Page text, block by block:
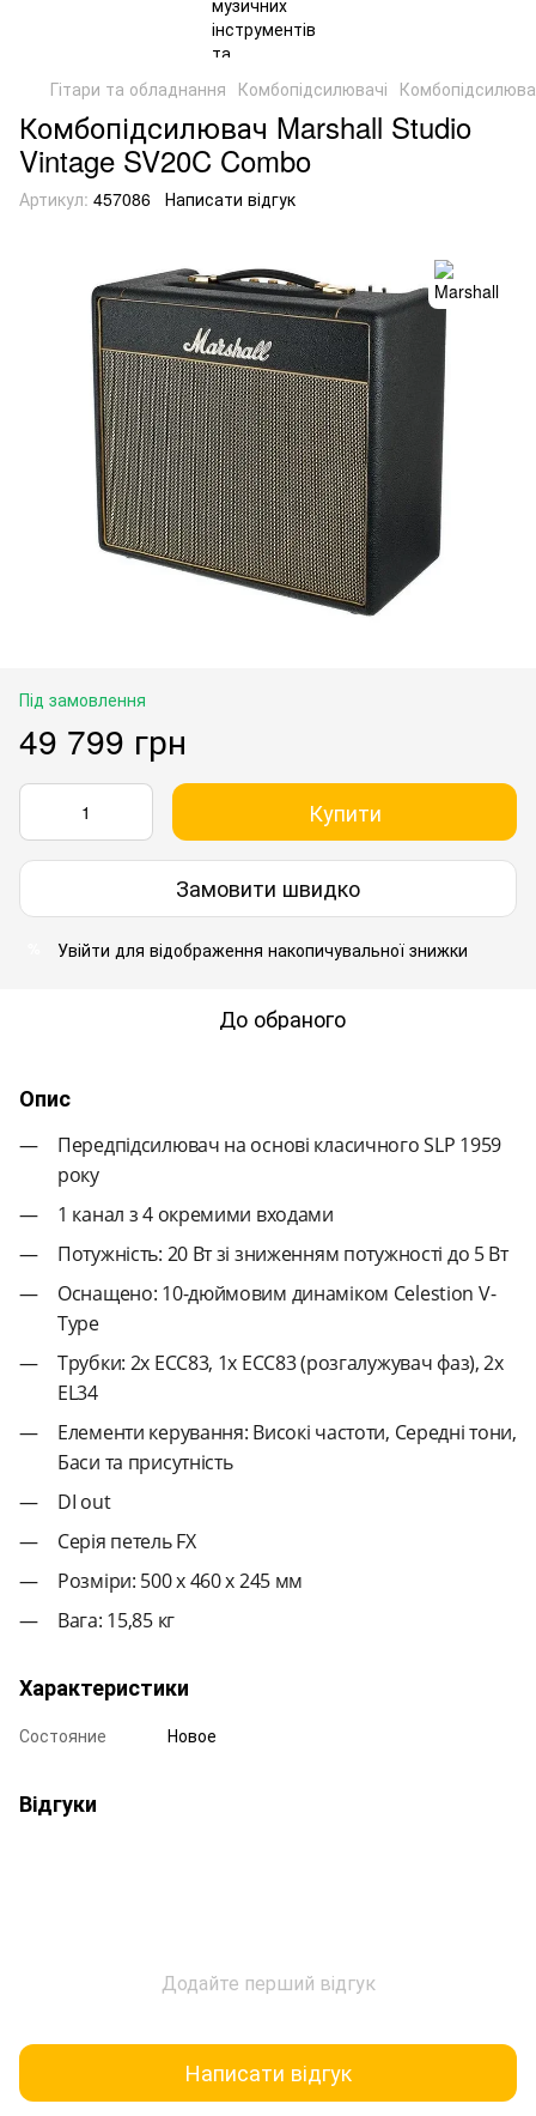
Гітари та обладнання Комбопідсилювачі
Комбопідсилювач Marshall Studio
Vintage SV20C Combo
Артикул: 457086 Написати відгук
Під замовлення
49 799 грн
Купити
Замовити швидко
Увійти для відображення накопичувальної знижки
До обраного
Опис
Передпідсилювач на основі класичного SLP 1959
року
1 канал з 4 окремими входами
Потужність: 20 Вт зі зниженням потужності до 5 Вт
Оснащено: 10-дюймовим динаміком Celestion V-
Type
Трубки: 2x ECC83, 1x ECC83 (розгалужувач фаз), 2x
EL34
Елементи керування: Високі частоти, Середні тони,
Баси та присутність
DI out
Серія петель FX
Розміри: 500 х 460 х 245 мм
Вага: 15,85 кг
Характеристики
Состояние Новое
Відгуки
Додайте перший відгук
Написати відгук